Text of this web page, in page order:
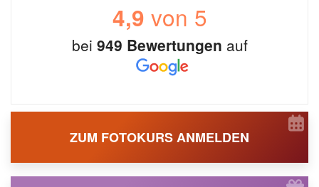
4,9 von 5
bei 949 Bewertungen auf
ZUM FOTOKURS ANMELDEN